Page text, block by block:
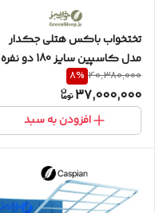
تختخواب باکس هتلی جکدار
مدل کاسپین سایز 180 دو نفره
(دو تکه) به همراه تاج مربعی
40,380,000
8%
37,000,000
افزودن به سبد